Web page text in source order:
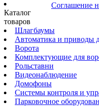
Соглашение
Каталог
товаров
Шлагбаумы
Автоматика и приводы
Ворота
Комплектующие для
Рольставни
Видеонаблюдение
Домофоны
Системы контроля и
Парковочное